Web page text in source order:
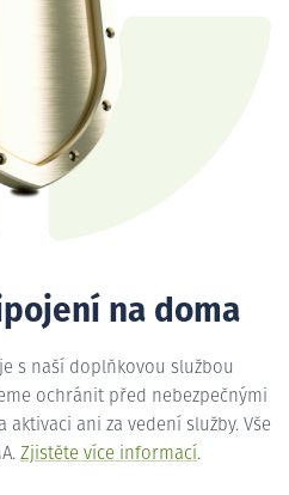
na doma
s naší doplňkovou službou
ochránit před nebezpečnými
aktivaci ani za vedení služby. Vše
Zjistěte více informací.